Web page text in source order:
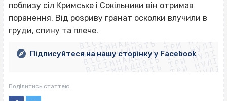
поблизу сіл Кримське і Сокільники він отримав
поранення. Від розриву гранат осколки влучили в
груди, спину та плече.ВІСІМНАДЦЯТЬ ТРИ НУЛІ
ВІСІМНАДЦЯТЬ ТРИ НУЛІ
ВІСІМНАДЦЯТЬ ТРИ НУЛІ
ВІСІМНАДЦЯТЬ ТРИ НУЛІ
ВІСІМНАДЦЯТЬ ТРИ НУЛІ
ВІСІМНАДЦЯТЬ ТРИ НУЛІ
ВІСІМНАДЦЯТЬ ТРИ НУЛІ
ВІСІМНАДЦЯТЬ ТРИ НУЛІ
Підписуйтеся на нашу сторінку у Facebook
Поділитись статтею